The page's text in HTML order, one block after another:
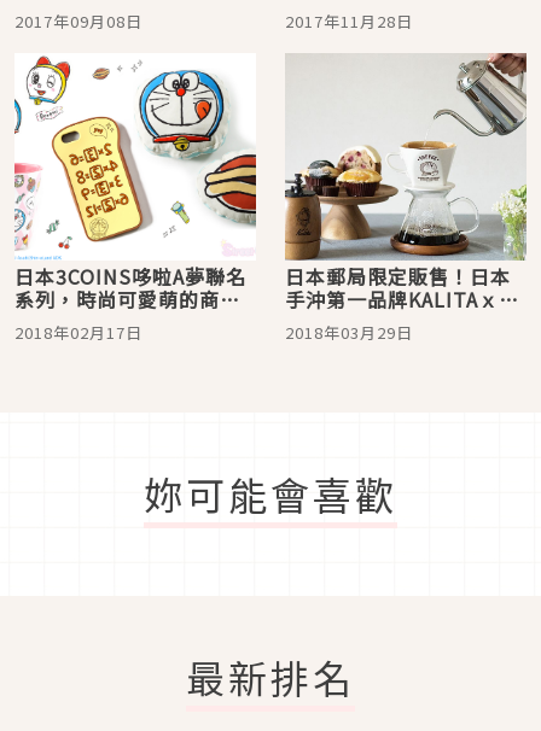
每一個都想要！
2017年09月08日 啦A夢粉絲不可錯過！
2017年11月28日
日本3COINS哆啦A夢聯名
系列，時尚可愛萌的商品
讓你買好買滿！
2018年02月17日
日本郵局限定販售！日本
手沖第一品牌KALITAｘ哆
啦A夢手沖咖啡組
2018年03月29日
妳可能會喜歡
最新排名